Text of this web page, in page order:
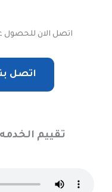
اتصل الان
اتصل
تقييم